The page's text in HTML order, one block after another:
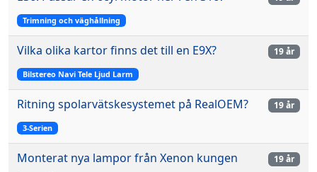
Trimning och väghållning
Vilka olika kartor finns det till en E9X?
Bilstereo Navi Tele Ljud Larm
19 år
Ritning spolarvätskesystemet på RealOEM?
3-Serien
19 år
Monterat nya lampor från Xenon kungen 19 år